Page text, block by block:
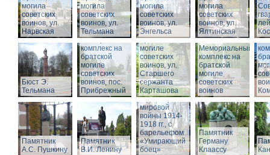
могила
советских
воинов, ул.
Нарвская
могила
советских
воинов, ул.
Тельмана
могила
советских
воинов, ул.
Энгельса
могила
советских
воинов, ул.
Ялтинская
Бюст Э.
Тельмана
Мемориальный
комплекс на
братской
могиле
советских
воинов, пос.
Прибрежный
Мемориальный
комплекс на
братской
могиле
советских
воинов, ул.
Старшего
сержанта
Карташова
Мемориальный
комплекс на
братской
могиле
советских
воинов
Памятник
А.С. Пушкину
Памятник
В.И. Ленину
Памятник
воинам,
погибшим в
годы Первой
мировой
войны 1914-
1918 гг., с
барельефом
«Умирающий
боец»
Памятник
Герману
Клаассу